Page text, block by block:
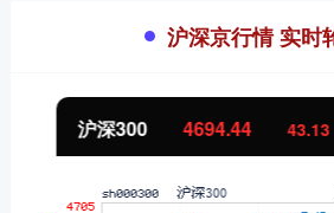
沪深京行情 实时
北证50 1134.24 11.37